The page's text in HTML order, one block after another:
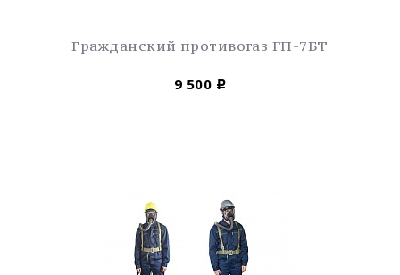
Гражданский противогаз ГП-7БТ
9 500 Р